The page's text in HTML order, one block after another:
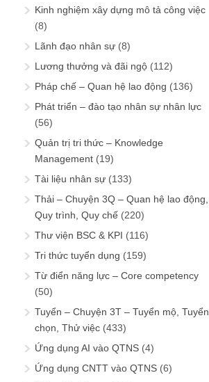
Kinh nghiệm xây dựng mô tả công việc
(8)
Lãnh đạo nhân sự (8)
Lương thưởng và đãi ngộ (112)
Pháp chế – Quan hệ lao động (136)
Phát triển – đào tạo nhân sự nhân lực
(56)
Quản trị tri thức – Knowledge
Management (19)
Tài liệu nhân sự (133)
Thải – Chuyện 3Q – Quan hệ lao động,
Quy trình, Quy chế (220)
Thư viện BSC & KPI (116)
Tri thức tuyển dụng (159)
Từ điển năng lực – Core competency
(50)
Tuyển – Chuyện 3T – Tuyển mộ, Tuyển
chọn, Thử việc (433)
Ứng dụng AI vào QTNS (4)
Ứng dụng CNTT vào QTNS (6)